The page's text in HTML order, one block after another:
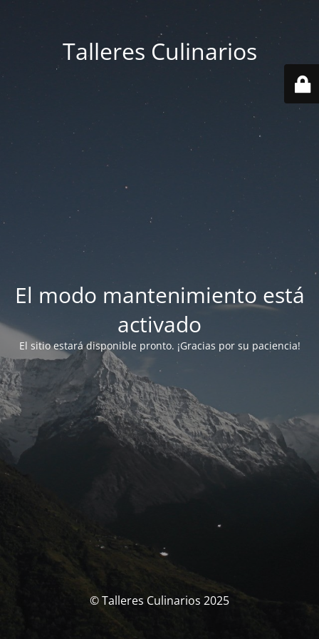
Talleres Culinarios
El modo mantenimiento está
activado
El sitio estará disponible pronto. ¡Gracias por su paciencia!
© Talleres Culinarios 2025